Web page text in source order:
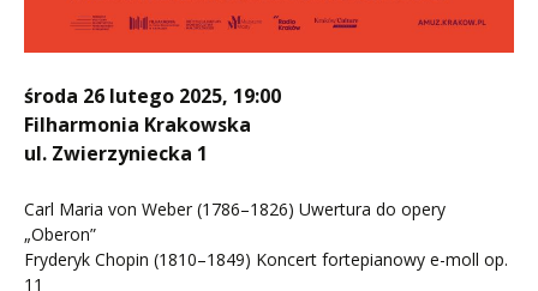
środa 26 lutego 2025, 19:00
Filharmonia Krakowska
ul. Zwierzyniecka 1
Carl Maria von Weber (1786–1826) Uwertura do opery
„Oberon”
Fryderyk Chopin (1810–1849) Koncert fortepianowy e-moll op.
11